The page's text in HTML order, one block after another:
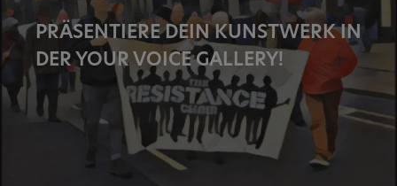
PRÄSENTIERE DEIN KUNSTWERK IN
DER YOUR VOICE GALLERY!